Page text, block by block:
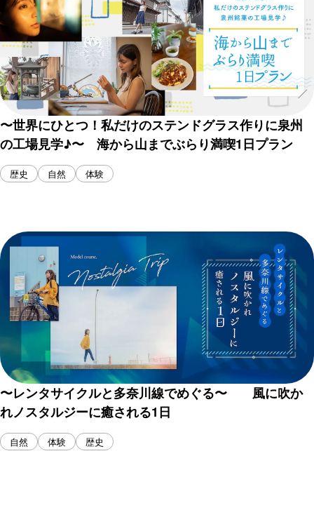
〜世界にひとつ！私だけのステンドグラス作りに泉州
の工場見学♪〜 海から山までぶらり満喫1日プラン
歴史 自然 体験
〜レンタサイクルと多奈川線でめぐる〜 風に吹か
れノスタルジーに癒される1日
自然 体験 歴史